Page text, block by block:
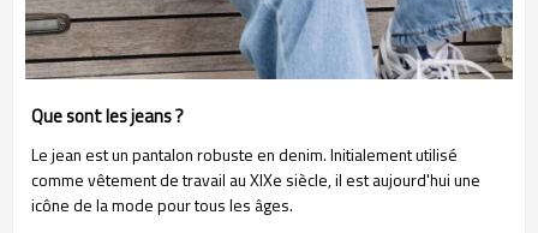
Que sont les jeans ?
Le jean est un pantalon robuste en denim. Initialement utilisé
comme vêtement de travail au XIXe siècle, il est aujourd'hui une
icône de la mode pour tous les âges.